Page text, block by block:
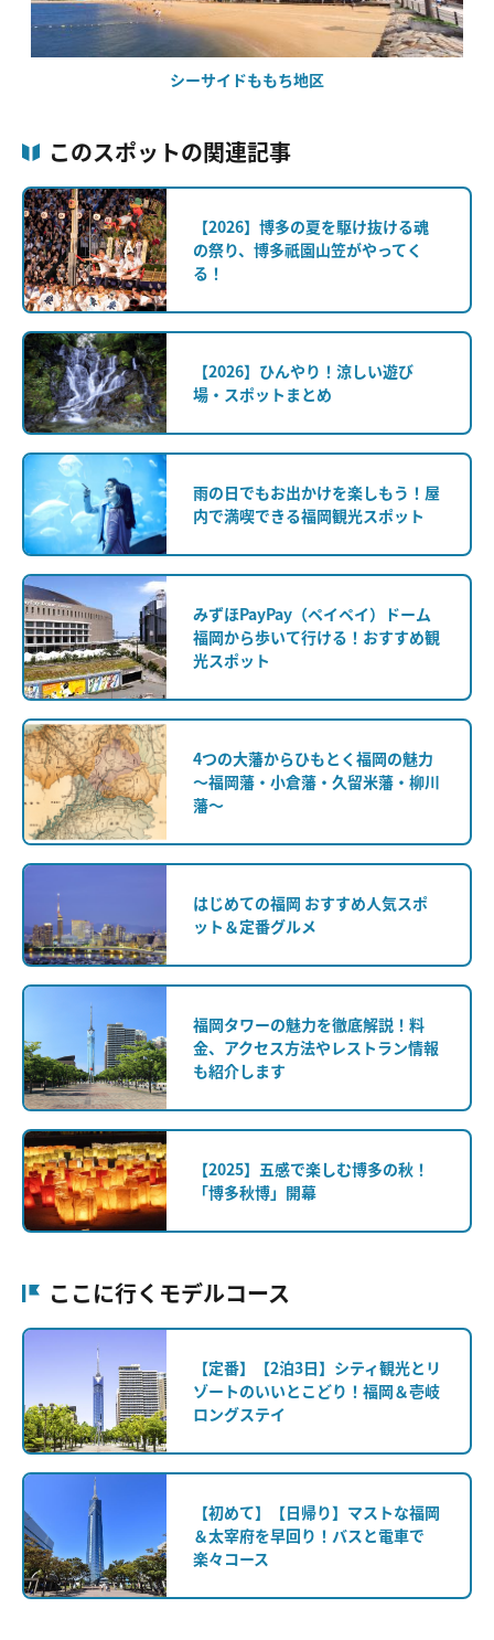
シーサイドももち地区
このスポットの関連記事
【2026】博多の夏を駆け抜ける魂
の祭り、博多祇園山笠がやってく
る！
【2026】ひんやり！涼しい遊び
場・スポットまとめ
雨の日でもお出かけを楽しもう！屋
内で満喫できる福岡観光スポット
みずほPayPay（ペイペイ）ドーム
福岡から歩いて行ける！おすすめ観
光スポット
4つの大藩からひもとく福岡の魅力
〜福岡藩・小倉藩・久留米藩・柳川
藩〜
はじめての福岡 おすすめ人気スポ
ット＆定番グルメ
福岡タワーの魅力を徹底解説！料
金、アクセス方法やレストラン情報
も紹介します
【2025】五感で楽しむ博多の秋！
「博多秋博」開幕
ここに行くモデルコース
【定番】【2泊3日】シティ観光とリ
ゾートのいいとこどり！福岡＆壱岐
ロングステイ
【初めて】【日帰り】マストな福岡
＆太宰府を早回り！バスと電車で
楽々コース